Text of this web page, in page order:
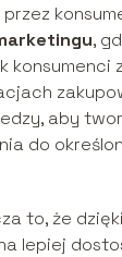
,
konsumenci
aby
do
to, że
lepiej